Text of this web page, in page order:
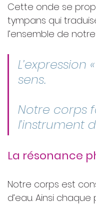
Cette onde se
tympans qui
l’ensemble de notre
sens.
Notre corps
l’instrument
La résonance
Notre corps est
d’eau. Ainsi